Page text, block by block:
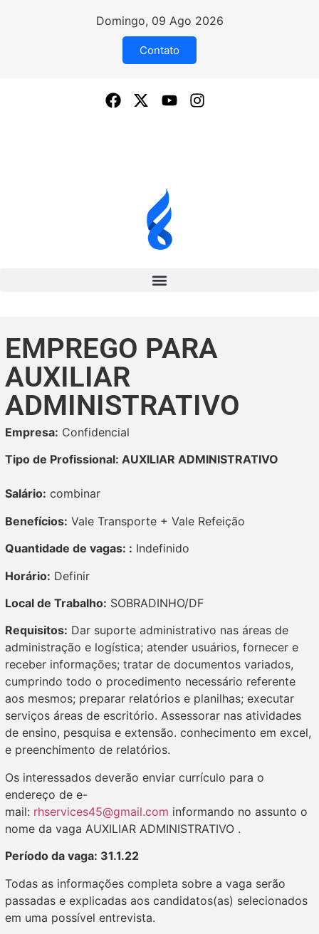
Domingo, 09 Ago 2026
Contato
EMPREGO PARA
AUXILIAR
ADMINISTRATIVO
Empresa: Confidencial
Tipo de Profissional: AUXILIAR ADMINISTRATIVO
Salário: combinar
Benefícios: Vale Transporte + Vale Refeição
Quantidade de vagas: : Indefinido
Horário: Definir
Local de Trabalho: SOBRADINHO/DF
Requisitos: Dar suporte administrativo nas áreas de
administração e logística; atender usuários, fornecer e
receber informações; tratar de documentos variados,
cumprindo todo o procedimento necessário referente
aos mesmos; preparar relatórios e planilhas; executar
serviços áreas de escritório. Assessorar nas atividades
de ensino, pesquisa e extensão. conhecimento em excel,
e preenchimento de relatórios.
Os interessados deverão enviar currículo para o
endereço de e-
mail: rhservices45@gmail.com informando no assunto o
nome da vaga AUXILIAR ADMINISTRATIVO .
Período da vaga: 31.1.22
Todas as informações completa sobre a vaga serão
passadas e explicadas aos candidatos(as) selecionados
em uma possível entrevista.